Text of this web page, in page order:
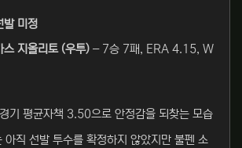
발 미정
스 지올리토 (우투) – 7승 7패, ERA 4.15, W
기 평균자책 3.50으로 안정감을 되찾는 모습
아직 선발 투수를 확정하지 않았지만 불펜 소